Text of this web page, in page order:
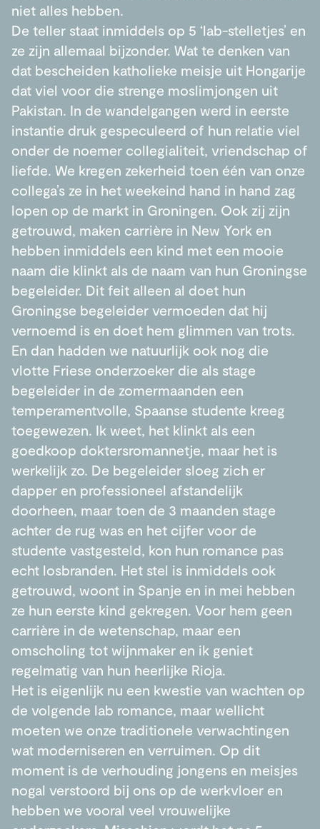
niet alles hebben.
De teller staat inmiddels op 5 ‘lab-stelletjes’ en
ze zijn allemaal bijzonder. Wat te denken van
dat bescheiden katholieke meisje uit Hongarije
dat viel voor die strenge moslimjongen uit
Pakistan. In de wandelgangen werd in eerste
instantie druk gespeculeerd of hun relatie viel
onder de noemer collegialiteit, vriendschap of
liefde. We kregen zekerheid toen één van onze
collega’s ze in het weekeind hand in hand zag
lopen op de markt in Groningen. Ook zij zijn
getrouwd, maken carrière in New York en
hebben inmiddels een kind met een mooie
naam die klinkt als de naam van hun Groningse
begeleider. Dit feit alleen al doet hun
Groningse begeleider vermoeden dat hij
vernoemd is en doet hem glimmen van trots.
En dan hadden we natuurlijk ook nog die
vlotte Friese onderzoeker die als stage
begeleider in de zomermaanden een
temperamentvolle, Spaanse studente kreeg
toegewezen. Ik weet, het klinkt als een
goedkoop doktersromannetje, maar het is
werkelijk zo. De begeleider sloeg zich er
dapper en professioneel afstandelijk
doorheen, maar toen de 3 maanden stage
achter de rug was en het cijfer voor de
studente vastgesteld, kon hun romance pas
echt losbranden. Het stel is inmiddels ook
getrouwd, woont in Spanje en in mei hebben
ze hun eerste kind gekregen. Voor hem geen
carrière in de wetenschap, maar een
omscholing tot wijnmaker en ik geniet
regelmatig van hun heerlijke Rioja.
Het is eigenlijk nu een kwestie van wachten op
de volgende lab romance, maar wellicht
moeten we onze traditionele verwachtingen
wat moderniseren en verruimen. Op dit
moment is de verhouding jongens en meisjes
nogal verstoord bij ons op de werkvloer en
hebben we vooral veel vrouwelijke